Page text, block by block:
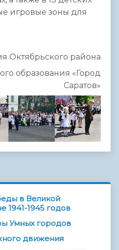
игровые зоны для
Октябрьского района
образования «Город
Саратов»
в Великой
1941-1945 годов
Умных городов
движения